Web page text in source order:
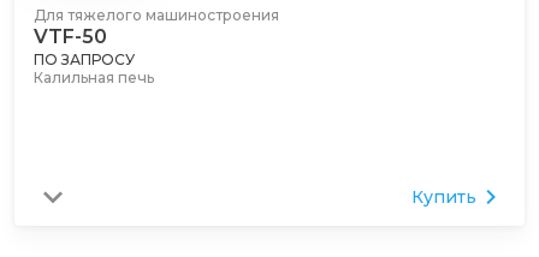
Для тяжелого машиностроения
VTF-50
ПО ЗАПРОСУ
Калильная печь
Купить